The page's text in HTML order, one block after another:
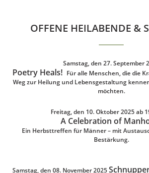
OFFENE HEILABENDE &
Samstag, den 27. September
Poetry Heals! Für alle Menschen, die die
Weg zur Heilung und Lebensgestaltung
möchten.
Freitag, den 10. Oktober 2025 ab
A Celebration of
Ein Herbsttreffen für Männer – mit
Bestärkung.
Samstag, den 08. November 2025